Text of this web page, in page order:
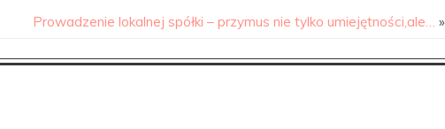
Prowadzenie lokalnej spółki – przymus nie tylko umiejętności,ale… »